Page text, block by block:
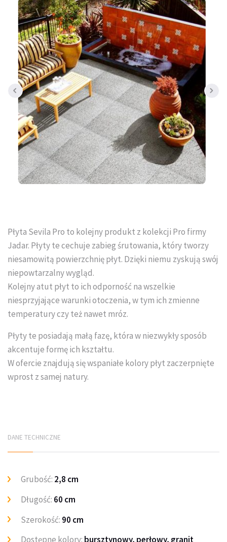
Jadar Śląsk
Galabeton Śląsk
Polbruk Śląsk
Combet Śląsk
Tral-Słupex Śląsk
BRUK SA Śląsk
KOST-BET Śląsk
Bruk Sp. z o.o. Śląsk
KONTAKT
USŁUGI BRUKARSKIE
Płyta Sevila Pro to kolejny produkt z kolekcji Pro firmy
Jadar. Płyty te cechuje zabieg śrutowania, który tworzy
niesamowitą powierzchnię płyt. Dzięki niemu zyskują swój
niepowtarzalny wygląd.
Kolejny atut płyt to ich odporność na wszelkie
niesprzyjające warunki otoczenia, w tym ich zmienne
temperatury czy też nawet mróz.
Płyty te posiadają małą fazę, która w niezwykły sposób
akcentuje formę ich kształtu.
W ofercie znajdują się wspaniałe kolory płyt zaczerpnięte
wprost z samej natury.
DANE TECHNICZNE
Grubość: 2,8 cm
Długość: 60 cm
Szerokość: 90 cm
Dostępne kolory: bursztynowy, perłowy, granit